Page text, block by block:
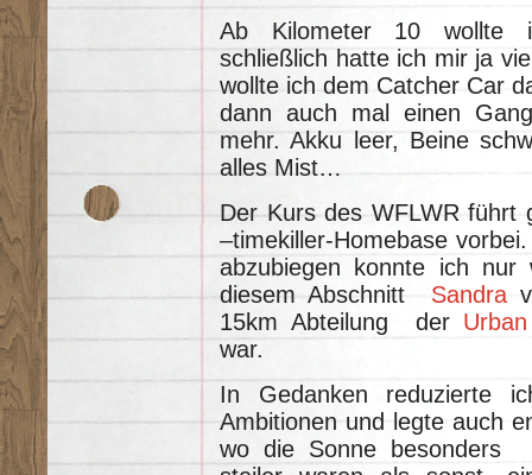
Ab Kilometer 10 wollte
schließlich hatte ich mir ja
wollte ich dem Catcher Car
dann auch mal einen
mehr. Akku leer, Beine
alles Mist…
Der Kurs des WFLWR führt
–timekiller-Homebase
abzubiegen konnte ich
diesem Abschnitt Sandra
15km Abteilung der
war.
In Gedanken reduzierte
Ambitionen und legte auch
wo die Sonne besonders